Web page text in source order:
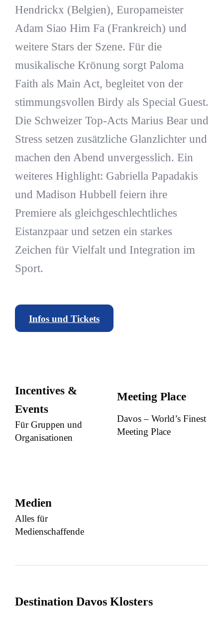
Hendrickx (Belgien), Europameister
Adam Siao Him Fa (Frankreich) und
weitere Stars der Szene. Für die
musikalische Krönung sorgt Paloma
Faith als Main Act, begleitet von der
stimmungsvollen Birdy als Special Guest.
Die Schweizer Top-Acts Marius Bear und
Stress setzen zusätzliche Glanzlichter und
machen den Abend unvergesslich. Ein
weiteres Highlight: Gabriella Papadakis
und Madison Hubbell feiern ihre
Premiere als gleichgeschlechtliches
Eistanzpaar und setzen ein starkes
Zeichen für Vielfalt und Integration im
Sport.
Infos und Tickets
Incentives &
Events
Für Gruppen und
Organisationen
Meeting Place
Davos – World’s Finest
Meeting Place
Medien
Alles für
Medienschaffende
Destination Davos Klosters